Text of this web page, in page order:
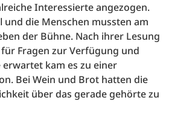
Interessierte angezogen.
und die Menschen mussten am
der Bühne. Nach ihrer Lesung
Fragen zur Verfügung und
erwartet kam es zu einer
Bei Wein und Brot hatten die
über das gerade gehörte zu